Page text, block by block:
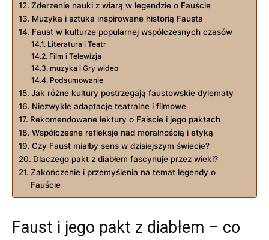
Zderzenie nauki z wiarą w legendzie o Fauście
Muzyka i sztuka inspirowane historią Fausta
Faust w kulturze popularnej współczesnych czasów
Literatura i Teatr
Film i Telewizja
muzyka i Gry wideo
Podsumowanie
Jak różne kultury postrzegają faustowskie dylematy
Niezwykłe adaptacje teatralne i filmowe
Rekomendowane lektury o Faiscie i jego paktach
Współczesne refleksje nad moralnością i etyką
Czy Faust miałby sens w dzisiejszym świecie?
Dlaczego pakt z diabłem fascynuje przez wieki?
Zakończenie i przemyślenia na temat legendy o
Fauście
Faust i jego pakt z diabłem – co